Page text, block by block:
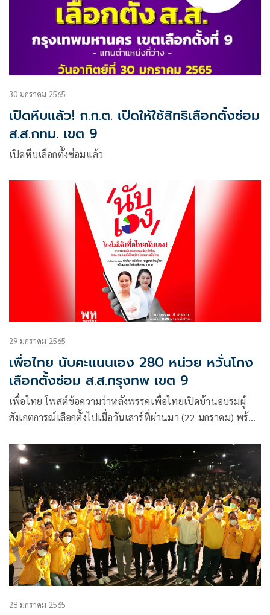
30 มกราคม 2565
เปิดหีบแล้ว! ก.ก.ต. เปิดให้ใช้สิทธิเลือกตั้งซ่อม
ส.ส.กทม. เขต 9
เปิดหีบเลือกตั้งซ่อมแล้ว
29 มกราคม 2565
เพื่อไทย นับคะแนนเอง 280 หน่วย หวั่นโกง
เลือกตั้งซ่อม ส.ส.กรุงทพ เขต 9
เพื่อไทย โพสต์ข้อความว่าหลังพรรคเพื่อไทยเปิดบ้านอบรมผู้
สังเกตการณ์เลือกตั้งไปเมื่อวันเสาร์ที่ผ่านมา (22 มกราคม) พร้อม
28 มกราคม 2565